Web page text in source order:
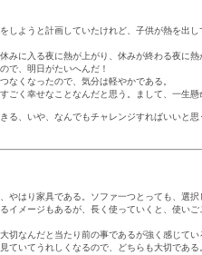
しようと計画していたけれど、子供が熱を出
みに入る夜に熱が上がり、休みが終わる夜に熱
で、明日がたいへんだ！
なくなったので、気分は軽やかである。
ごく幸せなことなんだと思う。まして、一生
る、いや、なんでもチャレンジすればいいと思
やはり家具である。ソファ一つとっても、選択
イメージもあるが、長く使っていくと、使い
切なんだと当たり前の事であるが強く感じてい
ていてうれしくなるので、どちらも大切であ